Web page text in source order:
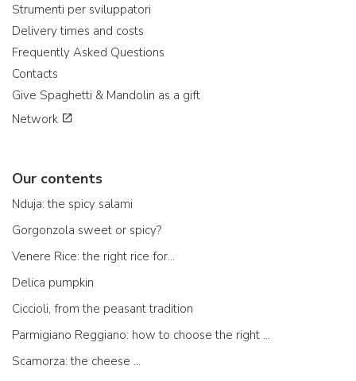
Strumenti per sviluppatori
Delivery times and costs
Frequently Asked Questions
Contacts
Give Spaghetti & Mandolin as a gift
Network
Our contents
Nduja: the spicy salami
Gorgonzola sweet or spicy?
Venere Rice: the right rice for...
Delica pumpkin
Ciccioli, from the peasant tradition
Parmigiano Reggiano: how to choose the right one
Scamorza: the cheese ...